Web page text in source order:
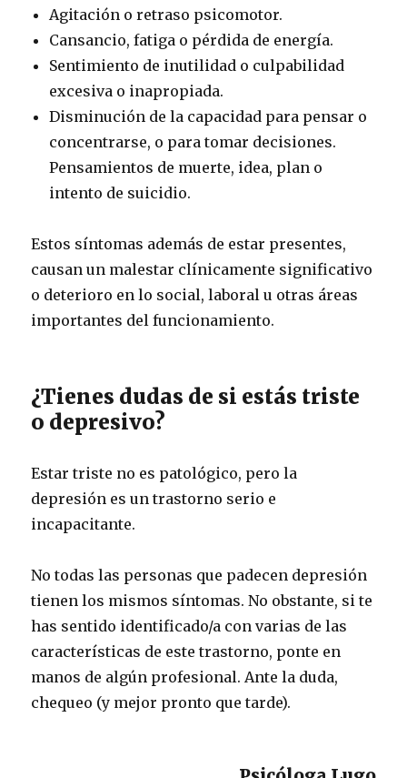
Agitación o retraso psicomotor.
Cansancio, fatiga o pérdida de energía.
Sentimiento de inutilidad o culpabilidad
excesiva o inapropiada.
Disminución de la capacidad para pensar o
concentrarse, o para tomar decisiones.
Pensamientos de muerte, idea, plan o
intento de suicidio.
Estos síntomas además de estar presentes,
causan un malestar clínicamente significativo
o deterioro en lo social, laboral u otras áreas
importantes del funcionamiento.
¿Tienes dudas de si estás triste
o depresivo?
Estar triste no es patológico, pero la
depresión es un trastorno serio e
incapacitante.
No todas las personas que padecen depresión
tienen los mismos síntomas. No obstante, si te
has sentido identificado/a con varias de las
características de este trastorno, ponte en
manos de algún profesional. Ante la duda,
chequeo (y mejor pronto que tarde).